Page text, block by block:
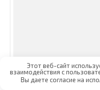
Этот веб-сайт
взаимодействия с
Вы даете согласие на